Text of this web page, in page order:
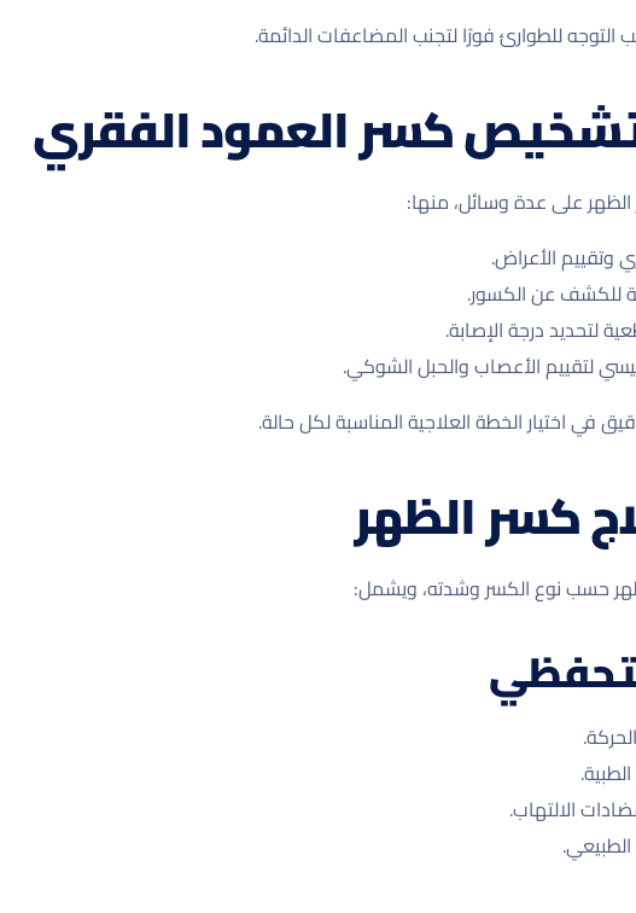
للطوارئ فورًا لتجنب المضاعفات الدائمة.
كسر العمود الفقري
على عدة وسائل، منها:
وتقييم الأعراض.
للكشف عن الكسور.
لتحديد درجة الإصابة.
لتقييم الأعصاب والحبل الشوكي.
في اختيار الخطة العلاجية المناسبة لكل حالة.
كسر الظهر
حسب نوع الكسر وشدته، ويشمل:
الالتهاب.